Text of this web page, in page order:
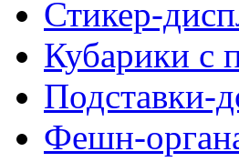
Стикер-
Кубарики с
Подставки-
Фешн-